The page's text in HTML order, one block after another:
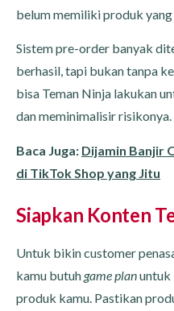
belum memiliki produk yang
Sistem pre-order banyak
berhasil, tapi bukan tanpa
bisa Teman Ninja lakukan
dan meminimalisir risikonya.
Baca Juga: Dijamin Banjir
di TikTok Shop yang Jitu
Siapkan Konten
Untuk bikin customer
kamu butuh game planuntuk
produk kamu. Pastikan